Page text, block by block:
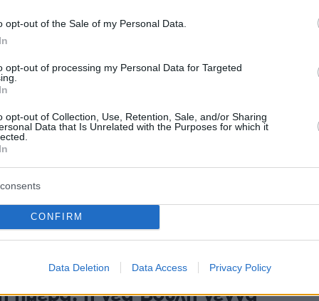
opt-out of the Sale of my Personal Data.
opt-out of processing my Personal Data for Targeted
opt-out of Collection, Use, Retention, Sale, and/or Sharing
Data that Is Unrelated with the Purposes for which it
CONFIRM
Data Deletion Data Access Privacy Policy
και Λακωνία τα «κάστρα» των Σπαρτιατών
Η νέα κυβέρνηση θα
ξεκινά σκληρή
ρόγχος της απλής αναλογικής η οχτακομματική
παραλαμβάνοντας την εντολή σχηματισμού
- Στη 1 το μεσημέρι η ορκωμοσία του πρωθυπουργού
14
Περνάμε στην
ημέρα, η νέα Βουλή γεννά